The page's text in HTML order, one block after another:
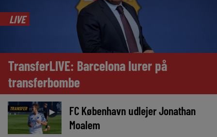
LIVE
TransferLIVE: Barcelona lurer på
transferbombe
TRANSFER ►
FC København udlejer Jonathan
Moalem